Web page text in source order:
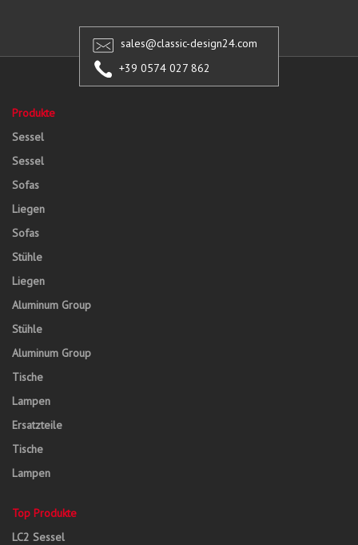
sales@classic-design24.com
+39 0574 027 862
Produkte
Sessel
Sessel
Sofas
Liegen
Sofas
Stühle
Liegen
Aluminum Group
Stühle
Aluminum Group
Tische
Lampen
Ersatzteile
Tische
Lampen
Top Produkte
LC2 Sessel